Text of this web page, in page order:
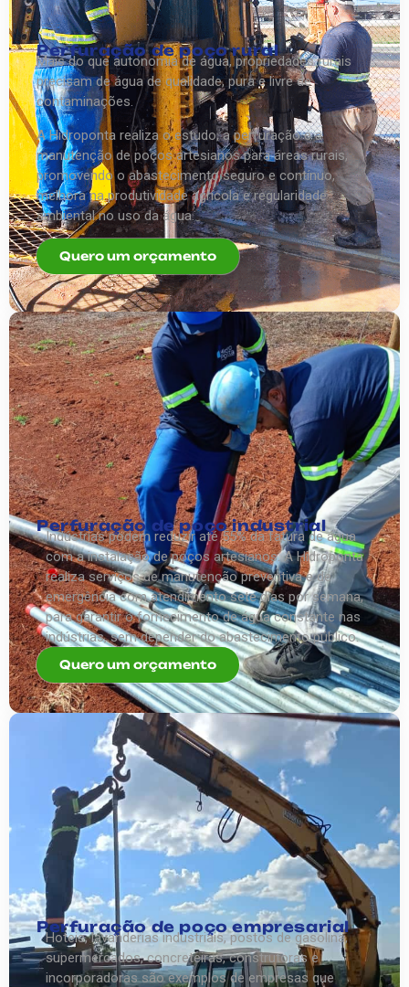
Perfuração de poço rural
Mais do que autonomia de água, propriedades rurais
precisam de água de qualidade, pura e livre de
contaminações.
A Hidroponta realiza o estudo, a perfuração e a
manutenção de poços artesianos para áreas rurais,
promovendo o abastecimento seguro e contínuo,
melhora na produtividade agrícola e regularidade
ambiental no uso da água.
Quero um orçamento
Perfuração de poço industrial
Indústrias podem reduzir até 55% da fatura de água
com a instalação de poços artesianos. A Hidroponta
realiza serviços de manutenção preventiva e de
emergência com atendimento sete dias por semana,
para garantir o fornecimento de água constante nas
indústrias, sem depender do abastecimento público.
Quero um orçamento
Perfuração de poço empresarial
Hoteis, lavanderias industriais, postos de gasolina,
supermercados, concreteiras, construtoras e
incorporadoras são exemplos de empresas que